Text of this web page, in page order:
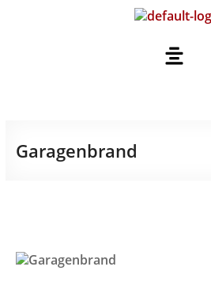
Garagenbrand